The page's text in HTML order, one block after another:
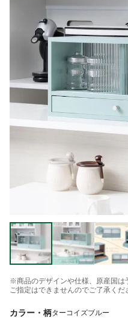
※商品のデザインや仕様、原産国は
ご指定はできませんのでご了承くだ
カラー・柄ターコイズブルー